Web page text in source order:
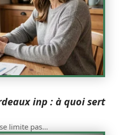
inp : à quoi sert
limite pas…